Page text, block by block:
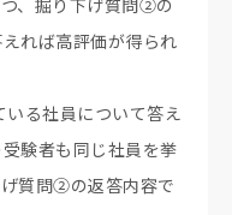
、掘り下げ質問②の
れば高評価が得られ
る社員について答え
験者も同じ社員を挙
質問②の返答内容で